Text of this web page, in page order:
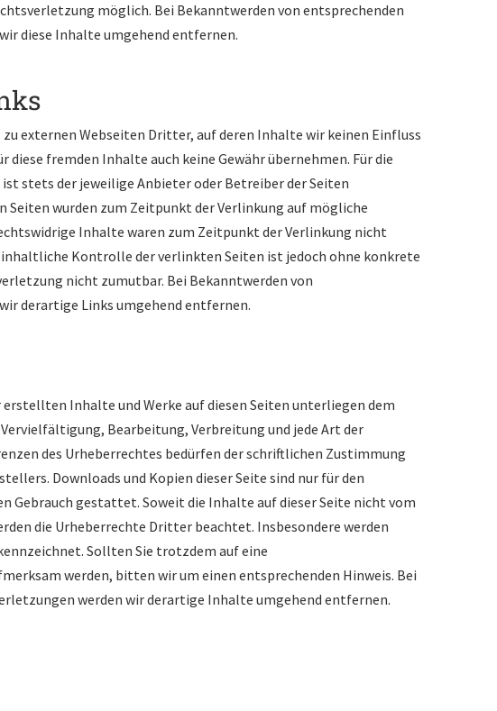
möglich. Bei Bekanntwerden von entsprechenden
diese Inhalte umgehend entfernen.
externen Webseiten Dritter, auf deren Inhalte wir keinen Einfluss
diese fremden Inhalte auch keine Gewähr übernehmen. Für die
stets der jeweilige Anbieter oder Betreiber der Seiten
wurden zum Zeitpunkt der Verlinkung auf mögliche
Inhalte waren zum Zeitpunkt der Verlinkung nicht
Kontrolle der verlinkten Seiten ist jedoch ohne konkrete
nicht zumutbar. Bei Bekanntwerden von
derartige Links umgehend entfernen.
Inhalte und Werke auf diesen Seiten unterliegen dem
Bearbeitung, Verbreitung und jede Art der
des Urheberrechtes bedürfen der schriftlichen Zustimmung
Downloads und Kopien dieser Seite sind nur für den
Gebrauch gestattet. Soweit die Inhalte auf dieser Seite nicht vom
die Urheberrechte Dritter beachtet. Insbesondere werden
Sollten Sie trotzdem auf eine
werden, bitten wir um einen entsprechenden Hinweis. Bei
werden wir derartige Inhalte umgehend entfernen.